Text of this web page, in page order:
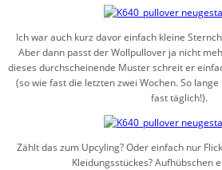
Ich war auch kurz davor einfach kleine
Aber dann passt der Wollpullover ja nicht
dieses durchscheinende Muster schreit er
(so wie fast die letzten zwei Wochen. So
fast täglich!).
Zählt das zum Upcyling? Oder einfach nur
Kleidungsstückes? Aufhübschen